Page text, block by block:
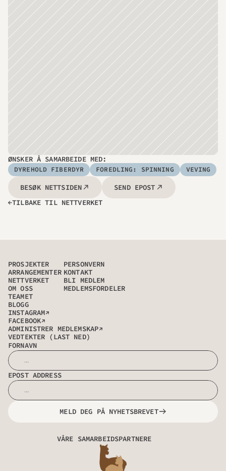
ØNSKER Å SAMARBEIDE MED:
DYREHOLD FIBERDYR FOREDLING: SPINNING VEVING
BESØK NETTSIDEN
SEND EPOST
→TILBAKE TIL NETTVERKET
PROSJEKTER
ARRANGEMENTER
NETTVERKET
OM OSS
TEAMET
BLOGG
PERSONVERN
KONTAKT
BLI MEDLEM
MEDLEMSFORDELER
INSTAGRAM→
FACEBOOK→
ADMINISTRER MEDLEMSKAP→
VEDTEKTER (LAST NED)
FORNAVN
EPOST ADDRESS
MELD DEG PÅ NYHETSBREVET
VÅRE SAMARBEIDSPARTNERE